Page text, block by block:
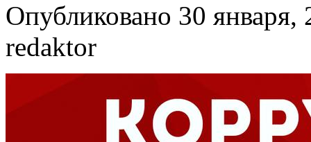
Опубликовано 30 января,
redaktor